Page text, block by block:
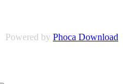
Powered by Phoca Download